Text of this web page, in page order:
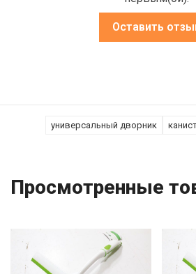
Оставить
универсальный дворник
Просмотренные